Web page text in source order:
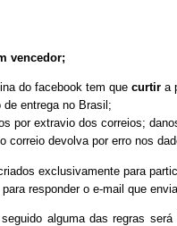
vencedor;
do facebook tem que curtir a
entrega no Brasil;
por extravio dos correios;
correio devolva por erro nos
exclusivamente para
responder o e-mail que
alguma das regras